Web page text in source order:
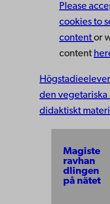
Please
cookies to
content or
content
den vegetariska
didaktiskt
Magiste
ravhan
dlingen
på nätet